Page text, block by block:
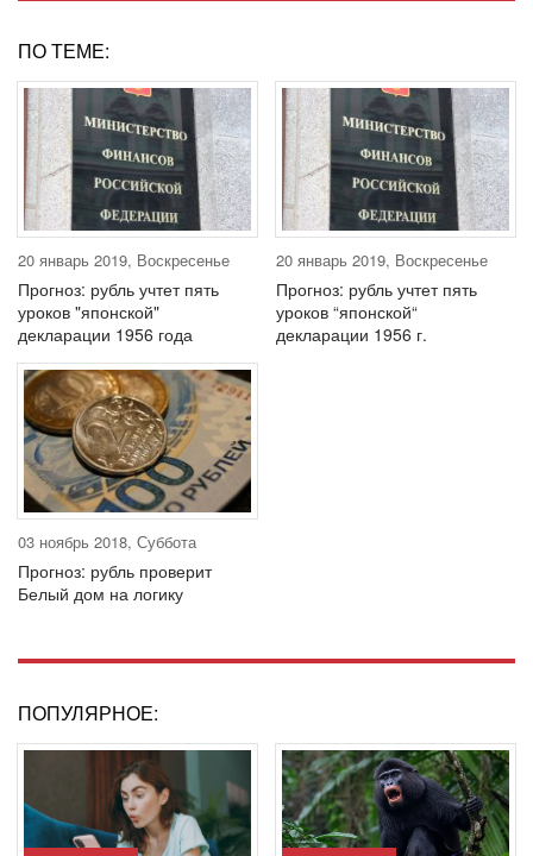
ПО ТЕМЕ:
20 январь 2019, Воскресенье
Прогноз: рубль учтет пять
уроков "японской"
декларации 1956 года
20 январь 2019, Воскресенье
Прогноз: рубль учтет пять
уроков “японской“
декларации 1956 г.
03 ноябрь 2018, Суббота
Прогноз: рубль проверит
Белый дом на логику
ПОПУЛЯРНОЕ: